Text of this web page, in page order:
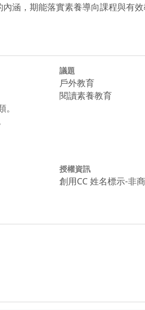
涵，期能落實素養導向課程與有效
議題
戶外教育
閱讀素養教育
授權資訊
創用CC 姓名標示-非